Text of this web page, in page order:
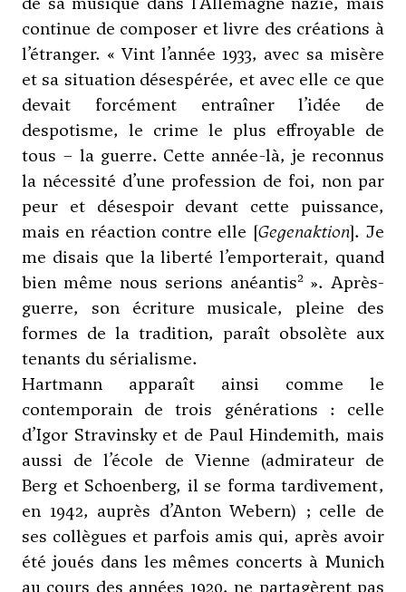
continue de composer et livre des créations à
l’étranger. « Vint l’année 1933, avec sa misère
et sa situation désespérée, et avec elle ce que
devait forcément entraîner l’idée de
despotisme, le crime le plus effroyable de
tous – la guerre. Cette année-là, je reconnus
la nécessité d’une profession de foi, non par
peur et désespoir devant cette puissance,
mais en réaction contre elle [Gegenaktion]. Je
me disais que la liberté l’emporterait, quand
bien même nous serions anéantis2 ». Après-
guerre, son écriture musicale, pleine des
formes de la tradition, paraît obsolète aux
tenants du sérialisme.
Hartmann apparaît ainsi comme le
contemporain de trois générations : celle
d’Igor Stravinskyet de Paul Hindemith, mais
aussi de l’école de Vienne (admirateur de
Berg et Schoenberg, il se forma tardivement,
en 1942, auprès d’Anton Webern) ; celle de
ses collègues et parfois amis qui, après avoir
été joués dans les mêmes concerts à Munich
au cours des années 1920, ne partagèrent pas